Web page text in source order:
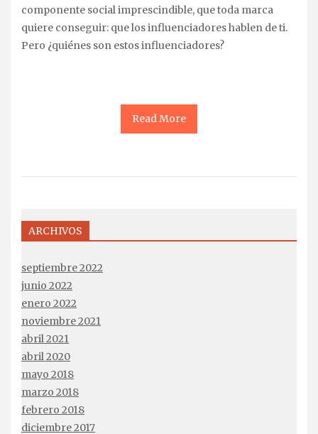
componente social imprescindible, que toda marca
quiere conseguir: que los influenciadores hablen de ti.
Pero ¿quiénes son estos influenciadores?
Read More
ARCHIVOS
septiembre 2022
junio 2022
enero 2022
noviembre 2021
abril 2021
abril 2020
mayo 2018
marzo 2018
febrero 2018
diciembre 2017